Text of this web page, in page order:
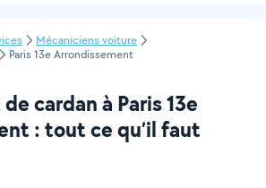
Mécaniciens voiture
Paris 13e Arrondissement
cardan à Paris 13e
: tout ce qu’il faut